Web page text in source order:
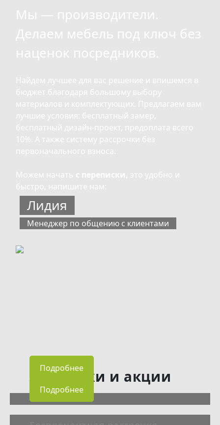
Мы — производители.
Делаем мебель под ключ без
наценок посредников.
Найдем лучшее для вас решение и впишемся в
бюджет благодаря большому выбору
материалов и комплектующих. Предлагаем вам
лучшие условия: бесплатный замер,
бесплатный дизайн-проект, предоплата всего
10%. А также систему рассрочки без
первоначального взноса.
Можем начать с переписки, это удобно и
быстро, напишите нам:
Лидия
Менеджер по общению с клиентами
Скидки и акции
Подробнее
Подробнее